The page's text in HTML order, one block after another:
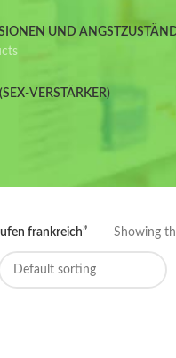
UND
VERSTÄRKER)
frankreich” Showing